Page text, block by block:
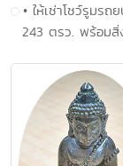
• ให้เช่าโชว์รูมรถ
243 ตรว. พร้อม